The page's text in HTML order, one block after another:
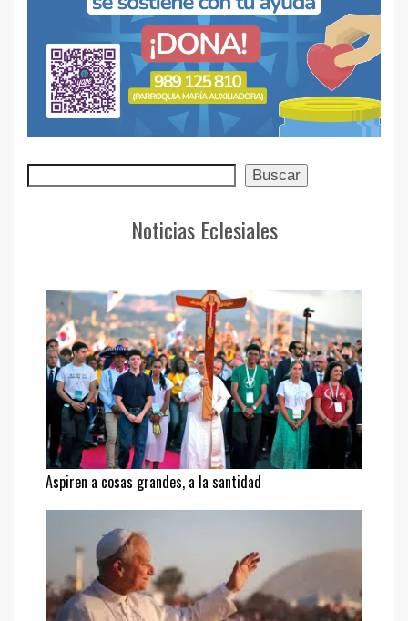
Buscar Buscar
Noticias Eclesiales
Aspiren a cosas grandes, a la santidad